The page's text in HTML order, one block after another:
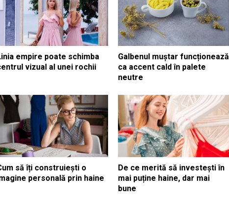
empire poate schimba
vizual al unei rochii
Galbenul muștar funcționează
ca accent cald în palete
neutre
să îți construiești o
personală prin haine
De ce merită să investești în
mai puține haine, dar mai
bune